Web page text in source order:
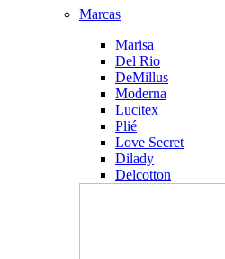
Marcas
Marisa
Del Rio
DeMillus
Moderna
Lucitex
Plié
Love Secret
Dilady
Delcotton